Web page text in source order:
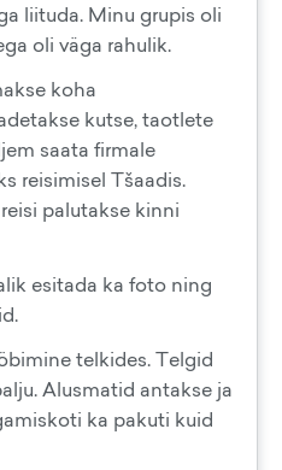
liituda. Minu grupis oli
oli väga rahulik.
koha
kutse, taotlete
saata firmale
reisimisel Tšaadis.
palutakse kinni
esitada ka foto ning
telkides. Telgid
Alusmatid antakse ja
ka pakuti kuid